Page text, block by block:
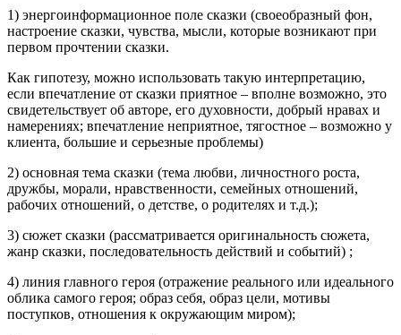
1) энергоинформационное поле сказки (своеобразный фон,
настроение сказки, чувства, мысли, которые возникают при
первом прочтении сказки.
Как гипотезу, можно использовать такую интерпретацию,
если впечатление от сказки приятное – вполне возможно, это
свидетельствует об авторе, его духовности, добрый нравах и
намерениях; впечатление неприятное, тягостное – возможно у
клиента, большие и серьезные проблемы)
2) основная тема сказки (тема любви, личностного роста,
дружбы, морали, нравственности, семейных отношений,
рабочих отношений, о детстве, о родителях и т.д.);
3) сюжет сказки (рассматривается оригинальность сюжета,
жанр сказки, последовательность действий и событий) ;
4) линия главного героя (отражение реального или идеального
облика самого героя; образ себя, образ цели, мотивы
поступков, отношения к окружающим миром);